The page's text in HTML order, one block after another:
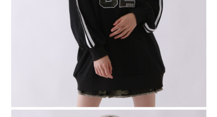
１．透過由恩沛科技股份有限公司提供之「AFTEE先享後付」服務完成之交
易，需依本服務之必要範圍內提供個人資料，並將交易相關給付款項請求債
權轉讓予恩沛科技股份有限公司。
２．關於個人資料處理事宜，請瀏覽以下網址：
https://aftee.tw/terms/#terms3
３．未成年的使用者請事先徵得法定代理人或監護人之同意方可使用
「AFTEE先享後付」，若未經同意申辦者引起之損失，本公司不負相關責
４．使用「AFTEE先享後付」時，將依據個別帳號之用戶狀況，依本公司即
時審查核予不同之上限額度；若仍有額度不足之情形，本公司將視審查結果
５．嚴禁一人註冊多個帳號或使用他人資訊註冊。若發現惡意使用之情形，
恩沛科技股份有限公司將有權停止該用戶之使用額度並採取法律行動。